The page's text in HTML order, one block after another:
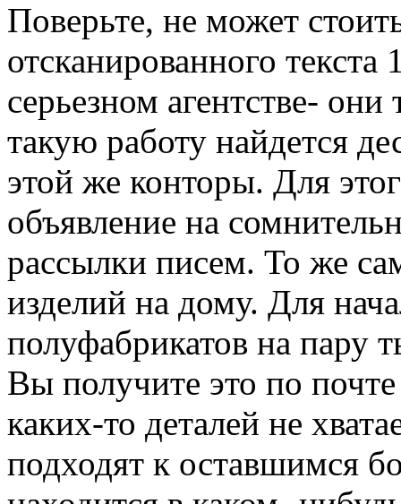
Поверьте, не может
отсканированного
серьезном агентстве-
такую работу найдется
этой же конторы. Для
объявление на
рассылки писем. То же
изделий на дому. Для
полуфабрикатов на пару
Вы получите это по
каких-то деталей не
подходят к оставшимся